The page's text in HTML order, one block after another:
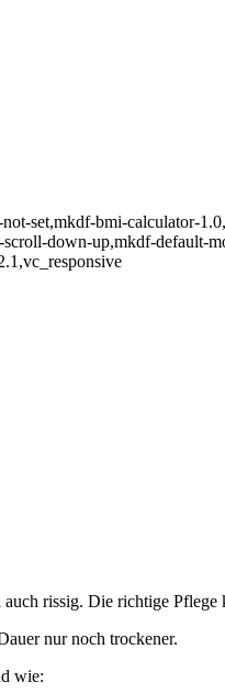
set,mkdf-bmi-calculator-
down-up,mkdf-default-
rissig. Die richtige
nur noch trockener.
wie: